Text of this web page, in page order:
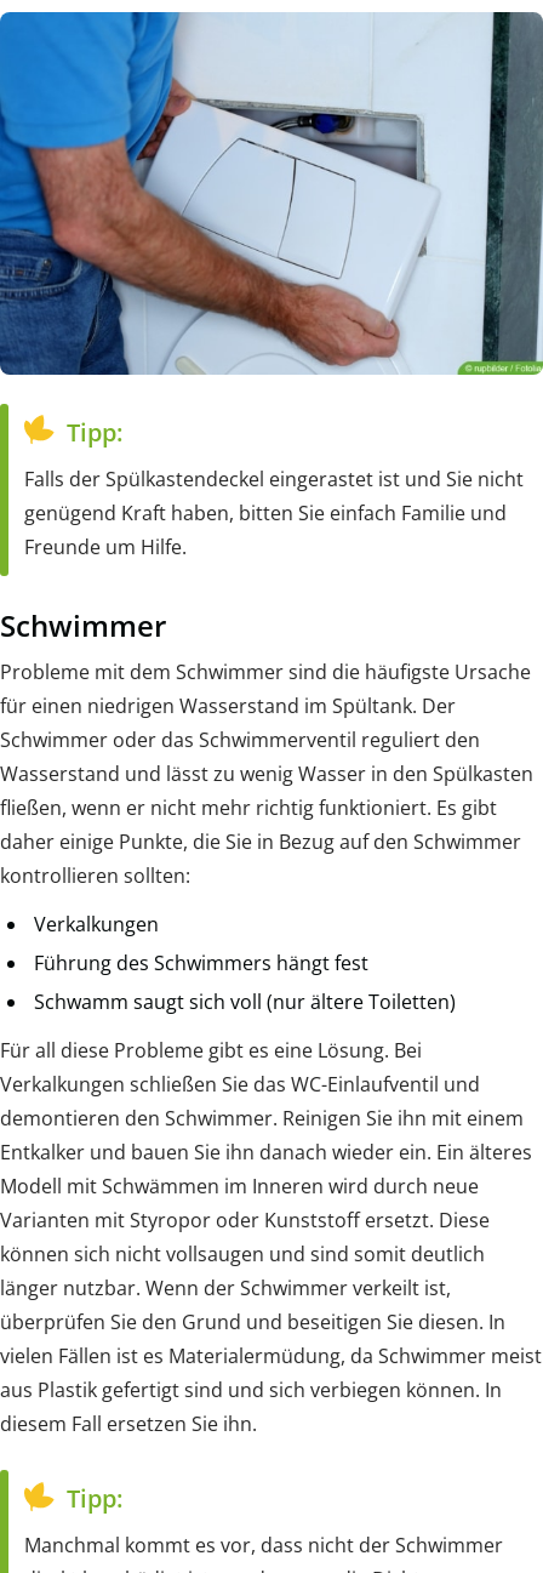
Tipp:
Falls der Spülkastendeckel eingerastet ist und Sie nicht
genügend Kraft haben, bitten Sie einfach Familie und
Freunde um Hilfe.
Schwimmer
Probleme mit dem Schwimmer sind die häufigste Ursache
für einen niedrigen Wasserstand im Spültank. Der
Schwimmer oder das Schwimmerventil reguliert den
Wasserstand und lässt zu wenig Wasser in den Spülkasten
fließen, wenn er nicht mehr richtig funktioniert. Es gibt
daher einige Punkte, die Sie in Bezug auf den Schwimmer
kontrollieren sollten:
Verkalkungen
Führung des Schwimmers hängt fest
Schwamm saugt sich voll (nur ältere Toiletten)
Für all diese Probleme gibt es eine Lösung. Bei
Verkalkungen schließen Sie das WC-Einlaufventil und
demontieren den Schwimmer. Reinigen Sie ihn mit einem
Entkalker und bauen Sie ihn danach wieder ein. Ein älteres
Modell mit Schwämmen im Inneren wird durch neue
Varianten mit Styropor oder Kunststoff ersetzt. Diese
können sich nicht vollsaugen und sind somit deutlich
länger nutzbar. Wenn der Schwimmer verkeilt ist,
überprüfen Sie den Grund und beseitigen Sie diesen. In
vielen Fällen ist es Materialermüdung, da Schwimmer meist
aus Plastik gefertigt sind und sich verbiegen können. In
diesem Fall ersetzen Sie ihn.
Tipp:
Manchmal kommt es vor, dass nicht der Schwimmer